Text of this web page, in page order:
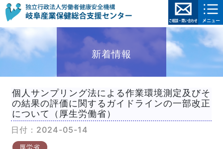
新着情報
個人サンプリング法による作業環境測定及びそ
の結果の評価に関するガイドラインの一部改正
について（厚生労働省）
日付：2024-05-14
厚労省